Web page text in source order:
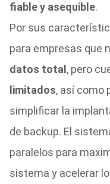
fiable y asequible.
Por sus
para empresas que
datos total , pero
limitados, así como
simplificar la
de backup. El
paralelos para
sistema y acelerar